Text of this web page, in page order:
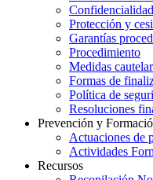
Confidencialidad
Protección y
Garantías
Procedimiento
Medidas
Formas de
Política de
Resoluciones
Prevención y
Actuaciones de
Actividades
Recursos